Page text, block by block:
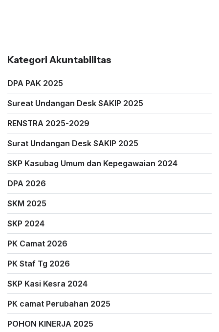
Kategori Akuntabilitas
DPA PAK 2025
Sureat Undangan Desk SAKIP 2025
RENSTRA 2025-2029
Surat Undangan Desk SAKIP 2025
SKP Kasubag Umum dan Kepegawaian 2024
DPA 2026
SKM 2025
SKP 2024
PK Camat 2026
PK Staf Tg 2026
SKP Kasi Kesra 2024
PK camat Perubahan 2025
POHON KINERJA 2025